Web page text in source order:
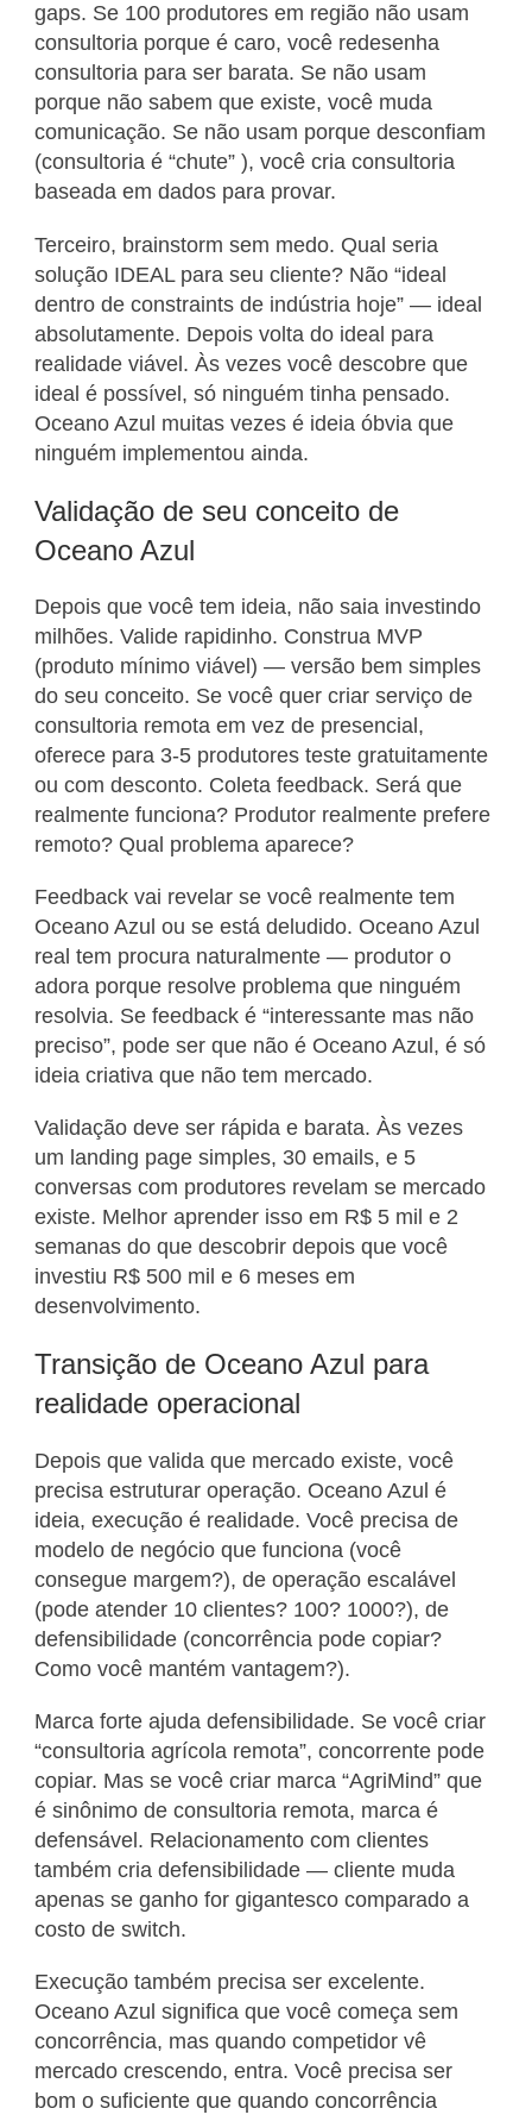
gaps. Se 100 produtores em região não usam
consultoria porque é caro, você redesenha
consultoria para ser barata. Se não usam
porque não sabem que existe, você muda
comunicação. Se não usam porque desconfiam
(consultoria é “chute” ), você cria consultoria
baseada em dados para provar.
Terceiro, brainstorm sem medo. Qual seria
solução IDEAL para seu cliente? Não “ideal
dentro de constraints de indústria hoje” — ideal
absolutamente. Depois volta do ideal para
realidade viável. Às vezes você descobre que
ideal é possível, só ninguém tinha pensado.
Oceano Azul muitas vezes é ideia óbvia que
ninguém implementou ainda.
Validação de seu conceito de
Oceano Azul
Depois que você tem ideia, não saia investindo
milhões. Valide rapidinho. Construa MVP
(produto mínimo viável) — versão bem simples
do seu conceito. Se você quer criar serviço de
consultoria remota em vez de presencial,
oferece para 3-5 produtores teste gratuitamente
ou com desconto. Coleta feedback. Será que
realmente funciona? Produtor realmente prefere
remoto? Qual problema aparece?
Feedback vai revelar se você realmente tem
Oceano Azul ou se está deludido. Oceano Azul
real tem procura naturalmente — produtor o
adora porque resolve problema que ninguém
resolvia. Se feedback é “interessante mas não
preciso”, pode ser que não é Oceano Azul, é só
ideia criativa que não tem mercado.
Validação deve ser rápida e barata. Às vezes
um landing page simples, 30 emails, e 5
conversas com produtores revelam se mercado
existe. Melhor aprender isso em R$ 5 mil e 2
semanas do que descobrir depois que você
investiu R$ 500 mil e 6 meses em
desenvolvimento.
Transição de Oceano Azul para
realidade operacional
Depois que valida que mercado existe, você
precisa estruturar operação. Oceano Azul é
ideia, execução é realidade. Você precisa de
modelo de negócio que funciona (você
consegue margem?), de operação escalável
(pode atender 10 clientes? 100? 1000?), de
defensibilidade (concorrência pode copiar?
Como você mantém vantagem?).
Marca forte ajuda defensibilidade. Se você criar
“consultoria agrícola remota”, concorrente pode
copiar. Mas se você criar marca “AgriMind” que
é sinônimo de consultoria remota, marca é
defensável. Relacionamento com clientes
também cria defensibilidade — cliente muda
apenas se ganho for gigantesco comparado a
costo de switch.
Execução também precisa ser excelente.
Oceano Azul significa que você começa sem
concorrência, mas quando competidor vê
mercado crescendo, entra. Você precisa ser
bom o suficiente que quando concorrência